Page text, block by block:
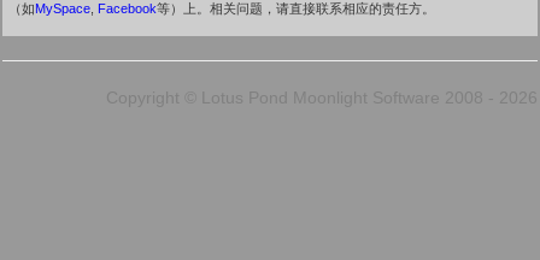
（如MySpace Facebook等）上。相关问题，请直接联系相应的责任方。
Copyright © Lotus Pond Moonlight Software 2008 - 2026